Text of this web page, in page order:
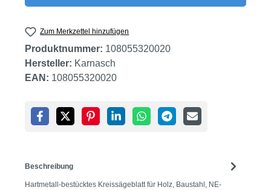
Zum Merkzettel hinzufügen
Produktnummer: 108055320020
Hersteller: Karnasch
EAN: 108055320020
Beschreibung
Hartmetall-bestücktes Kreissägeblatt für Holz, Baustahl, NE-